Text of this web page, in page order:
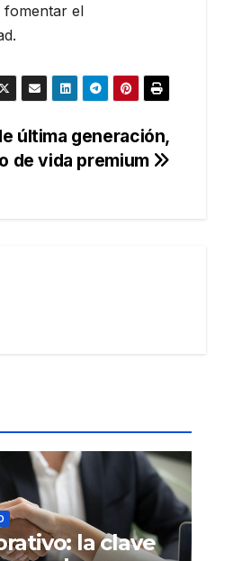
fomentar el
última generación,
de vida premium
la clave